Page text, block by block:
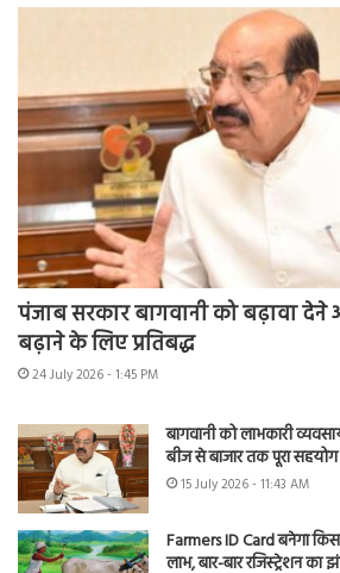
पंजाब सरकार बागवानी को बढ़ावा
बढ़ाने के लिए प्रतिबद्ध
24 July 2026 - 1:45 PM
बागवानी को लाभकारी
बीज से बाजार तक पूरा सहयोग
15 July 2026 - 11:43 AM
Farmers ID Card बनेगा
लाभ, बार-बार रजिस्ट्रेशन